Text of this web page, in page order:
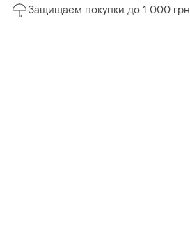
Защищаем покупки до 1 000 грн